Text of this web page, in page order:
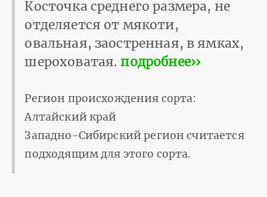
Косточка среднего размера, не
отделяется от мякоти,
овальная, заостренная, в ямках,
шероховатая. подробнее››
Регион происхождения сорта:
Алтайский край
Западно-Сибирский регион считается
подходящим для этого сорта.